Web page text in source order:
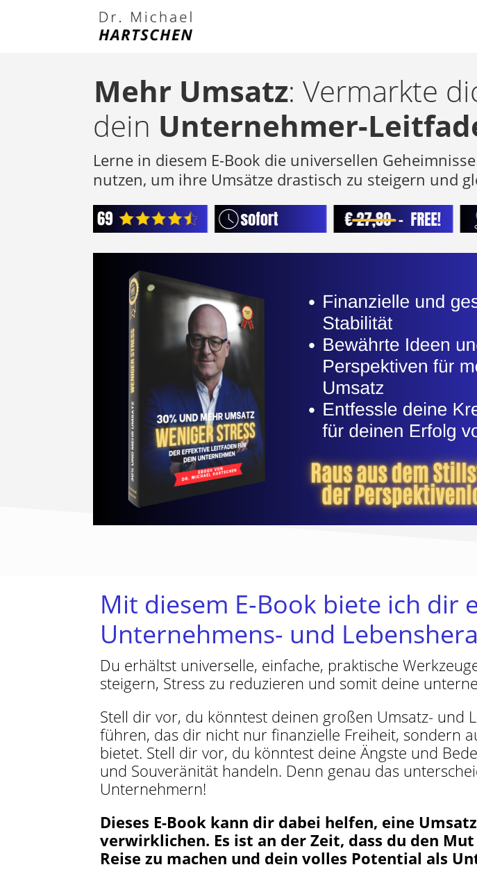
Mehr Umsatz: Vermarkte
dein Unternehmer-
Lerne in diesem E-Book die universellen
nutzen, um ihre Umsätze drastisch zu steigern und
Mit diesem E-Book biete ich dir
Unternehmens- und
Du erhältst universelle, einfache, praktische
steigern, Stress zu reduzieren und somit deine
Stell dir vor, du könntest deinen großen Umsatz-
führen, das dir nicht nur finanzielle Freiheit, sondern
bietet. Stell dir vor, du könntest deine Ängste und
und Souveränität handeln. Denn genau das
Unternehmern!
Dieses E-Book kann dir dabei helfen, eine
verwirklichen. Es ist an der Zeit, dass du den
Reise zu machen und dein volles Potential als